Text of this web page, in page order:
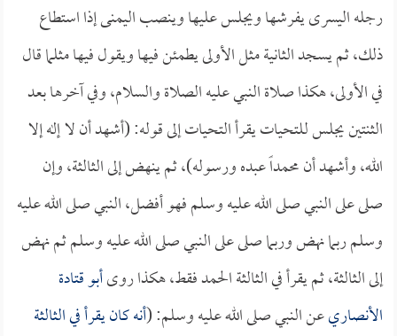
رجله اليسرى يفرشها ويجلس عليها وينصب اليمنى إذا استطاع
ذلك، ثم يسجد الثانية مثل الأولى يطمئن فيها ويقول فيها مثلما قال
في الأولى، هكذا صلاة النبي عليه الصلاة والسلام، وفي آخرها بعد
الثنتين يجلس للتحيات يقرأ التحيات إلى قوله: (أشهد أن لا إله إلا
الله، وأشهد أن محمداً عبده ورسوله)، ثم ينهض إلى الثالثة، وإن
صلى على النبي صلى الله عليه وسلم فهو أفضل، النبي صلى الله عليه
وسلم ربما نهض وربما صلى على النبي صلى الله عليه وسلم ثم نهض
إلى الثالثة، ثم يقرأ في الثالثة الحمد فقط، هكذا روىأبو قتادة
الأنصاريعن النبي صلى الله عليه وسلم: (أنه كان يقرأ في الثالثة